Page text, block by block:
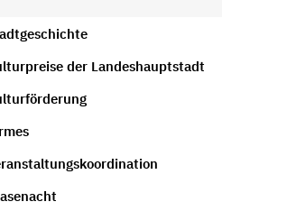
der Landeshauptstadt